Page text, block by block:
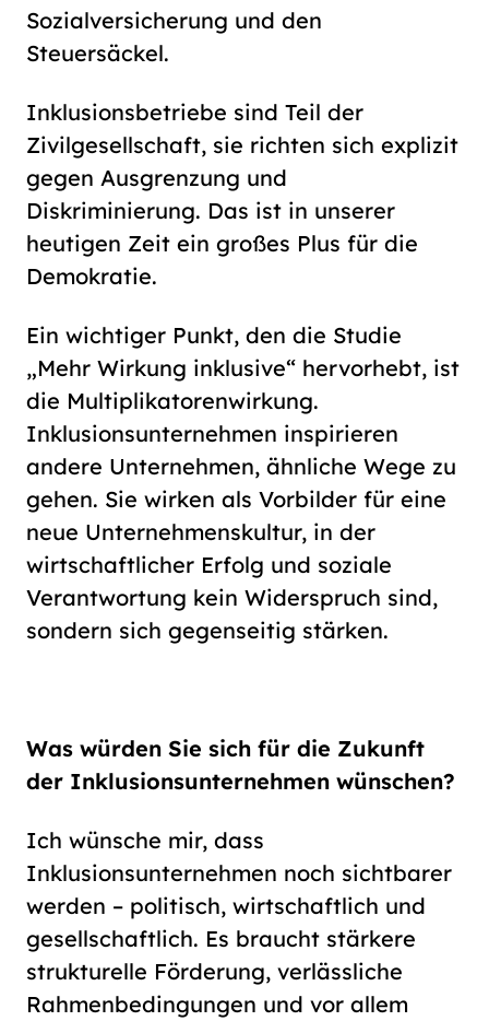
Sozialversicherung und den
Steuersäckel.
Inklusionsbetriebe sind Teil der
Zivilgesellschaft, sie richten sich explizit
gegen Ausgrenzung und
Diskriminierung. Das ist in unserer
heutigen Zeit ein großes Plus für die
Demokratie.
Ein wichtiger Punkt, den die Studie
„Mehr Wirkung inklusive“ hervorhebt, ist
die Multiplikatorenwirkung.
Inklusionsunternehmen inspirieren
andere Unternehmen, ähnliche Wege zu
gehen. Sie wirken als Vorbilder für eine
neue Unternehmenskultur, in der
wirtschaftlicher Erfolg und soziale
Verantwortung kein Widerspruch sind,
sondern sich gegenseitig stärken.
Was würden Sie sich für die Zukunft
der Inklusionsunternehmen wünschen?
Ich wünsche mir, dass
Inklusionsunternehmen noch sichtbarer
werden – politisch, wirtschaftlich und
gesellschaftlich. Es braucht stärkere
strukturelle Förderung, verlässliche
Rahmenbedingungen und vor allem